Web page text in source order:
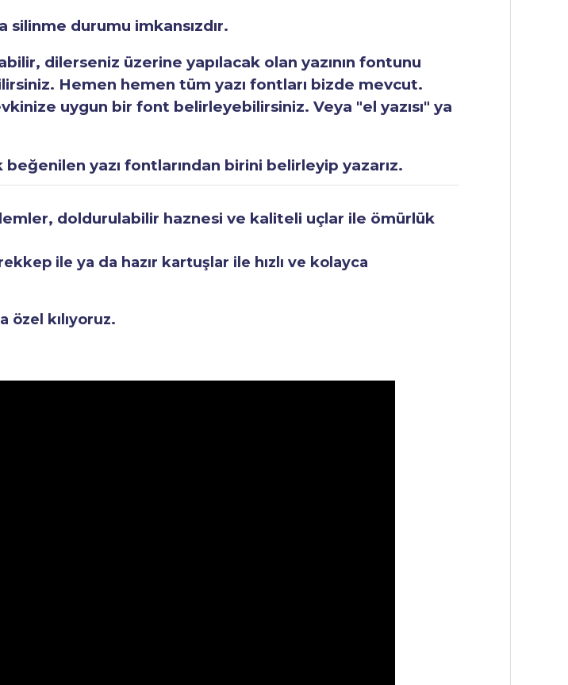
silinme durumu imkansızdır.
dilerseniz üzerine yapılacak olan yazının fontunu
Hemen hemen tüm yazı fontları bizde mevcut.
uygun bir font belirleyebilirsiniz. Veya "el yazısı" ya
yazı fontlarından birini belirleyip yazarız.
doldurulabilir haznesi ve kaliteli uçlar ile ömürlük
ile ya da hazır kartuşlar ile hızlı ve kolayca
kılıyoruz.